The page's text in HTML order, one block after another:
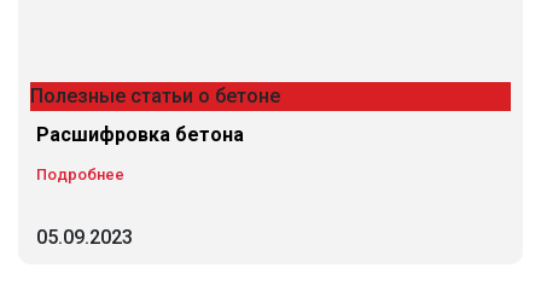
Полезные статьи о бетоне
Расшифровка бетона
Подробнее
05.09.2023